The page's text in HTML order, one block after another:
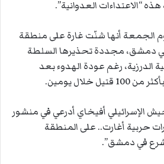
“الاعتداءات العدوانية”.
الجمعة أنها شنّت غارة على منطقة
دمشق، مجددة تحذيرها السلطة
الدرزية، رغم عودة الهدوء بعد
خلال يومين.
الإسرائيلي أفيخاي أدرعي في منشور
حربية أغارت.. على المنطقة
في دمشق”.